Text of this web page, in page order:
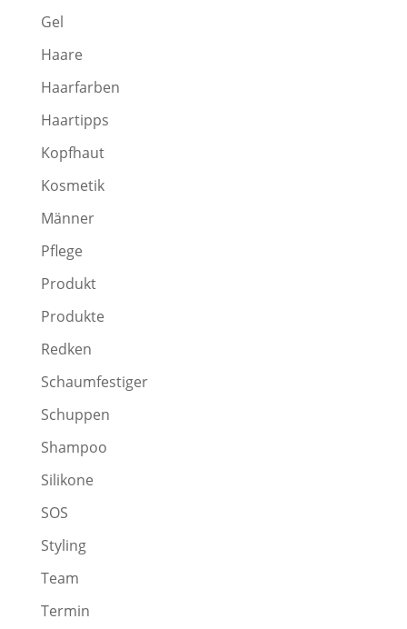
Gel
Haare
Haarfarben
Haartipps
Kopfhaut
Kosmetik
Männer
Pflege
Produkt
Produkte
Redken
Schaumfestiger
Schuppen
Shampoo
Silikone
SOS
Styling
Team
Termin